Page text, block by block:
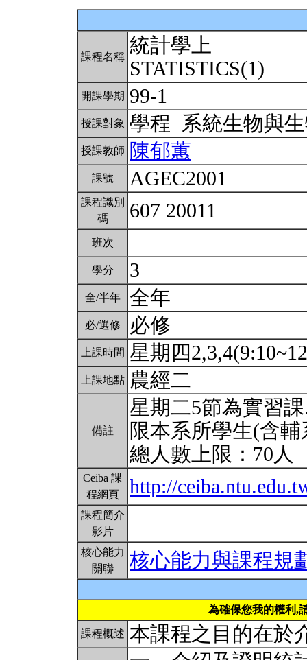
課程名稱 統計學上
STATISTICS(1)
開課學期 99-1
授課對象 學程 系統生物與
授課教師 陳郁蕙
課號 AGEC2001
課程識別
碼
607 20011
班次
學分 3
全/半年 全年
必/選修 必修
上課時間 星期四
上課地點 農經二
備註
星期二5節為實習
限本系所學生(含
總人數上限：70人
Ceiba 課
程網頁
http://
課程簡介
影片
核心能力
關聯
核心能力與課程規
為確保您我的權利,
課程概述 本課程之目的在於